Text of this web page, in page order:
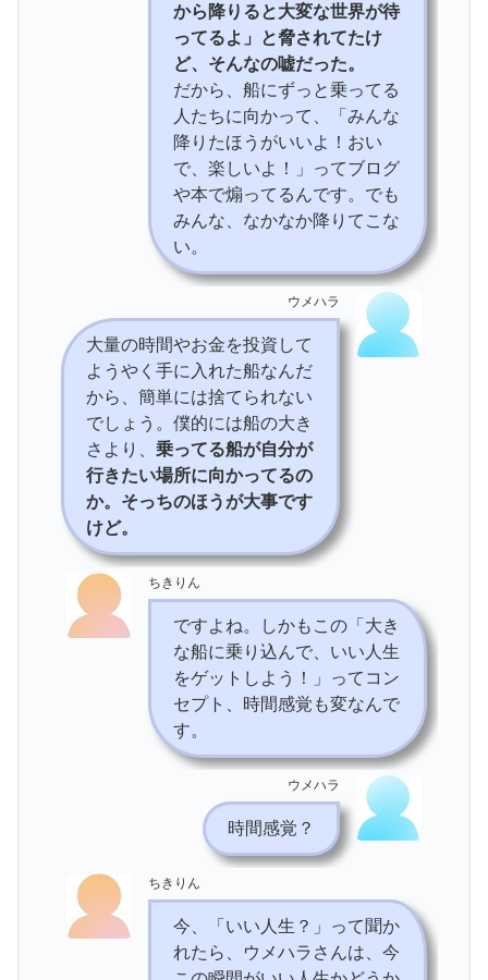
から降りると大変な世界が待
ってるよ」と脅されてたけ
ど、そんなの嘘だった。
だから、船にずっと乗ってる
人たちに向かって、「みんな
降りたほうがいいよ！おい
で、楽しいよ！」ってブログ
や本で煽ってるんです。でも
みんな、なかなか降りてこな
い。
ウメハラ
大量の時間やお金を投資して
ようやく手に入れた船なんだ
から、簡単には捨てられない
でしょう。僕的には船の大き
さより、 乗ってる船が自分が
行きたい場所に向かってるの
か。そっちのほうが大事です
けど。
ちきりん
ですよね。しかもこの「大き
な船に乗り込んで、いい人生
をゲットしよう！」ってコン
セプト、時間感覚も変なんで
す。
ウメハラ
時間感覚？
ちきりん
今、「いい人生？」って聞か
れたら、ウメハラさんは、今